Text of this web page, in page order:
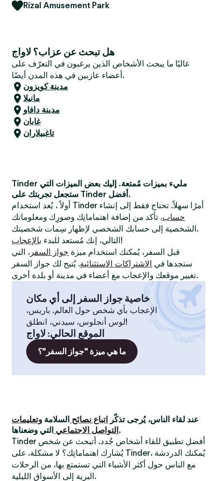
Rizal Amusement Park
هل تبحث عن عزاب؟ لاواج
غالبًا ما يبحث الأشخاص الذين يرغبون في التعرّف على
أعضاء عازبين في هذه المدن أيضًا.
مدينة كويزون
مانيلا
مدينة دافاو
غابان
تاغبيلاران
Tinder مليء بميزات مُمتعة. إليك بعض الميزات التي
ستجعل تجربتك على Tinder أفضل.
أولاً ، يُعد استخدام Tinder أمرًا سهلاً. تحتاج فقط إلى إنشاء
حساب. تأكد من إضافة اهتماماتِك وصورِك ومعلوماتك
الشخصية إلى حسابك الشخصي لإظهار سِمات شخصيتك.
التالي، إنك مُستعد للبدء بالإعجاب
!
قبل السفر، يُمكنك استخدام ميزة جواز السفر ، التي
ستجدها في الاشتراكات الاستثنائية. يُتيح لك جواز السفر
تغيير موقعك والإعجاب مع أعضاء في مدينة أو بلدة أخرى.
خاصية جواز السفر إلى أي مكان
الإعجاب بأي شخص حول العالم. باريس،
لوس أنجلوس، سيدني، انطلق!
الموقع الحالي: لاواج
ما هي ميزة "جواز السفر"؟
عند لقاء الناس، يُرجى تذكّر اتباع نصائح السلامة وتعليمات
التواصل الاجتماعي التي وضعناها.
Tinder أفضل تطبيق للقاء أشخاص جُدد. أتبحث عن شخص
يُشارك اهتماماتِك؟ لا مشكلة. على Tinder، يُمكنك الدردشة
مع الناس حول أكثر الأشياء التي تستمتع بها، من الرحلات
البرية إلى الأسواق الليلية.